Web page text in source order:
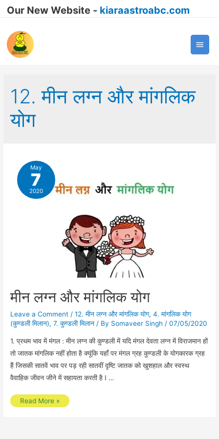
Our New Website - kiaraastroabc.com
Main
12. मीन लग्न और मांगलिक
योग
May
7
2020
मीन लग्न और मांगलिक योग
Leave a Comment /12. मीन लग्न और मांगलिक योग,4. मांगलिक योग
(कुण्डली मिलान),7. कुण्डली मिलान / By Somaveer Singh /07/05/2020
1. प्रथम भाव में मंगल : मीन लग्न की कुण्डली में यदि मंगल देवता लग्न में विराजमान हों
तो जातक मांगलिक नहीं होता है क्यूंकि यहाँ पर मंगल ग्रह कुण्डली के योगकारक ग्रह
हैं जिसकी सातवें भाव पर पड़ रही सातवीं दृष्टि जातक को खुशहाल और स्वस्थ
वैवाहिक जीवन जीने में सहायता करती है I …
मीन
Read More »